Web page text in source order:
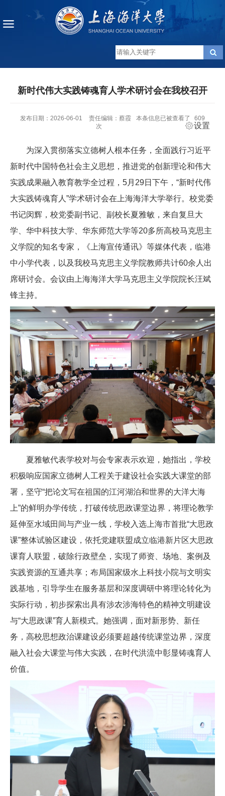
新时代伟大实践铸魂育人学术研讨会在我校召开
发布日期：2026-06-01 责任编辑：蔡霞 本条信息已被查看了
609
次
设置
为深入贯彻落实立德树人根本任务，全面践行习近平
新时代中国特色社会主义思想，推进党的创新理论和伟大
实践成果融入教育教学全过程，5月29日下午，“新时代伟
大实践铸魂育人”学术研讨会在上海海洋大学举行。校党委
书记闵辉，校党委副书记、副校长夏雅敏，来自复旦大
学、华中科技大学、华东师范大学等20多所高校马克思主
义学院的知名专家，《上海宣传通讯》等媒体代表，临港
中小学代表，以及我校马克思主义学院教师共计60余人出
席研讨会。会议由上海海洋大学马克思主义学院院长汪斌
锋主持。
夏雅敏代表学校对与会专家表示欢迎，她指出，学校
积极响应国家立德树人工程关于建设社会实践大课堂的部
署，坚守“把论文写在祖国的江河湖泊和世界的大洋大海
上”的鲜明办学传统，打破传统思政课堂边界，将理论教学
延伸至水域田间与产业一线，学校入选上海市首批“大思政
课”整体试验区建设，依托党建联盟成立临港新片区大思政
课育人联盟，破除行政壁垒，实现了师资、场地、案例及
实践资源的互通共享；布局国家级水上科技小院与文明实
践基地，引导学生在服务基层和深度调研中将理论转化为
实际行动，初步探索出具有涉农涉海特色的精神文明建设
与“大思政课”育人新模式。她强调，面对新形势、新任
务，高校思想政治课建设必须要超越传统课堂边界，深度
融入社会大课堂与伟大实践，在时代洪流中彰显铸魂育人
价值。